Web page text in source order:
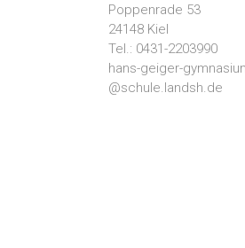
Poppenrade 53
24148 Kiel
Tel.: 0431-2203990
hans-geiger-
@schule.landsh.de